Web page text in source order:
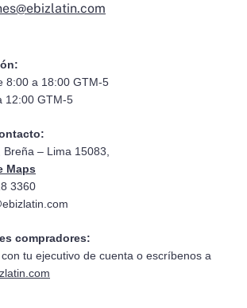
8:00 a 18:00 GTM-5
12:00 GTM-5
Breña – Lima 15083,
Maps
3360
compradores:
tu ejecutivo de cuenta o escríbenos a